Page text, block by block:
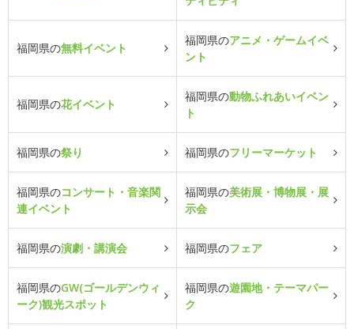
福岡県の無料イベント
福岡県のアニメ・ゲームイベ
ント
福岡県の花イベント
福岡県の動物ふれあいイベン
ト
福岡県の祭り 福岡県のフリーマーケット
福岡県のコンサート・音楽関
連イベント
福岡県の美術展・博物展・展
示会
福岡県の演劇・講演会 福岡県のフェア
福岡県のGW(ゴールデンウィ
ーク)観光スポット
福岡県の遊園地・テーマパー
ク